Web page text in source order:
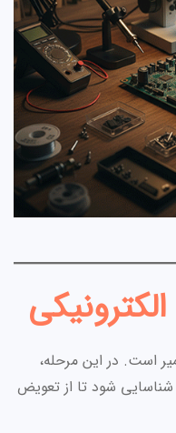
است. در این مرحله،
شناسایی شود تا از تعویض